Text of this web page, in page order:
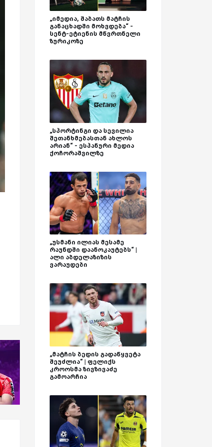
„იმედია, შაბათს მატჩის
განაცხადში მოხვდება“ -
სენტ-ეტიენის მწვრთნელი
ზურიკოზე
„სპორტინგი და სევილია
შეთანხმებასთან ახლოს
არიან“ - ესპანური მედია
ქოჩორაშვილზე
„უსმანი ილიას მესამე
რაუნდში დაანოკაუტებს“ |
ალი აბდელაზიზის
ვარაუდები
„მატჩის ბედის გადაწყვეტა
შეუძლია“ | ფელიქს
კროოსმა ზივზივაძე
გამოარჩია